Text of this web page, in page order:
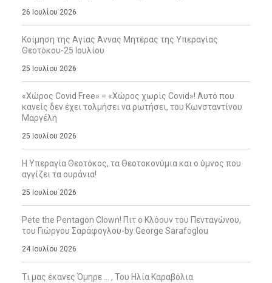
26 Ιουλίου 2026
Κοίμηση της Αγίας Άννας Μητέρας της Υπεραγίας
Θεοτόκου-25 Ιουλίου
25 Ιουλίου 2026
«Χώρος Covid Free» = «Χώρος χωρίς Covid»! Αυτό που
κανείς δεν έχει τολμήσει να ρωτήσει, του Κωνσταντίνου
Μαργέλη
25 Ιουλίου 2026
Η Υπεραγία Θεοτόκος, τα Θεοτοκονύμια και ο ύμνος που
αγγίζει τα ουράνια!
25 Ιουλίου 2026
Pete the Pentagon Clown! Πιτ ο Κλόουν του Πενταγώνου,
του Γιώργου Σαράφογλου-by George Sarafoglou
24 Ιουλίου 2026
Τι μας έκανες Όμηρε … , Του Ηλία Καραβόλια